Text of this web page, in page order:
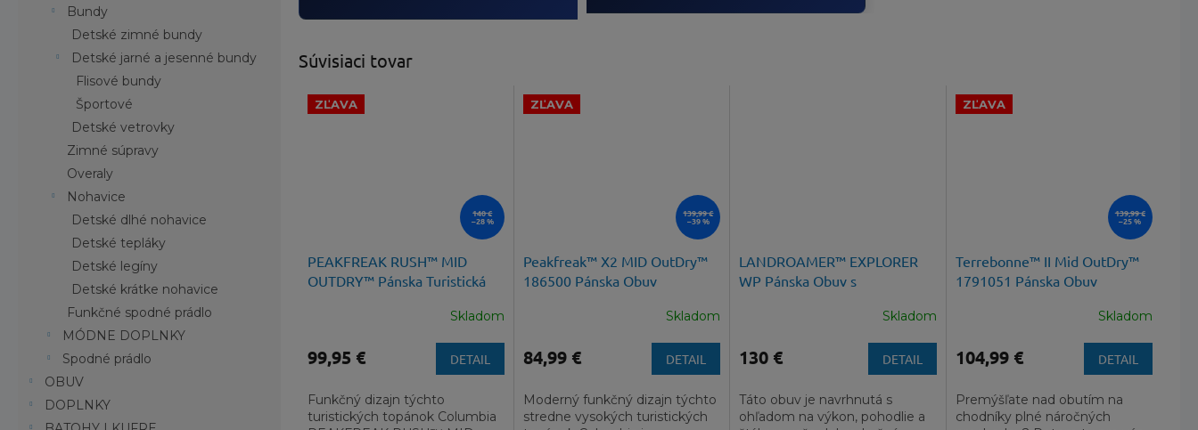
Bundy
Detské zimné bundy
Detské jarné a jesenné bundy
Flisové bundy
Športové
Detské vetrovky
Zimné súpravy
Overaly
Nohavice
Detské dlhé nohavice
Detské tepláky
Detské legíny
Detské krátke nohavice
Funkčné spodné prádlo
MÓDNE DOPLNKY
Spodné prádlo
OBUV
DOPLNKY
Súvisiaci tovar
ZĽAVA
140 €
–28 %
PEAKFREAK RUSH™ MID
OUTDRY™ Pánska Turistická
Skladom
99,95 € DETAIL
Funkčný dizajn týchto
turistických topánok Columbia
ZĽAVA
139,99 €
–39 %
Peakfreak™ X2 MID OutDry™
186500 Pánska Obuv
Skladom
84,99 € DETAIL
Moderný funkčný dizajn týchto
stredne vysokých turistických
LANDROAMER™ EXPLORER
WP Pánska Obuv s
Skladom
130 € DETAIL
Táto obuv je navrhnutá s
ohľadom na výkon, pohodlie a
ZĽAVA
139,99 €
–25 %
Terrebonne™ II Mid OutDry™
1791051 Pánska Obuv
Skladom
104,99 € DETAIL
Premýšľate nad obutím na
chodníky plné náročných